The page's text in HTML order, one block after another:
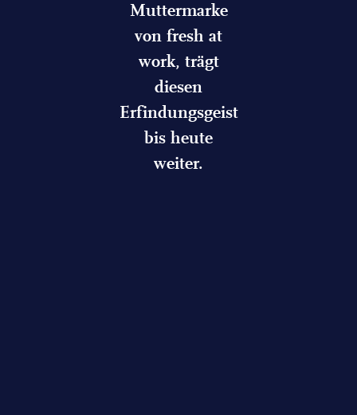
Muttermarke
von fresh at
work, trägt
diesen
Erfindungsgeist
bis heute
weiter.